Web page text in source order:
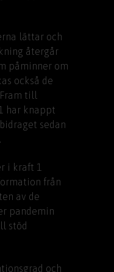
lättar och
återgår
påminner om
också de
till
har knappt
sedan
i kraft 1
från
av de
pandemin
stöd
och